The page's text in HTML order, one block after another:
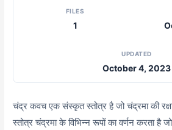
FILES
1
UPDATED
October 4, 2023
चंद्र कवच एक संस्कृत स्तोत्र है जो चंद्रमा की
स्तोत्र चंद्रमा के विभिन्न रूपों का वर्णन करता है